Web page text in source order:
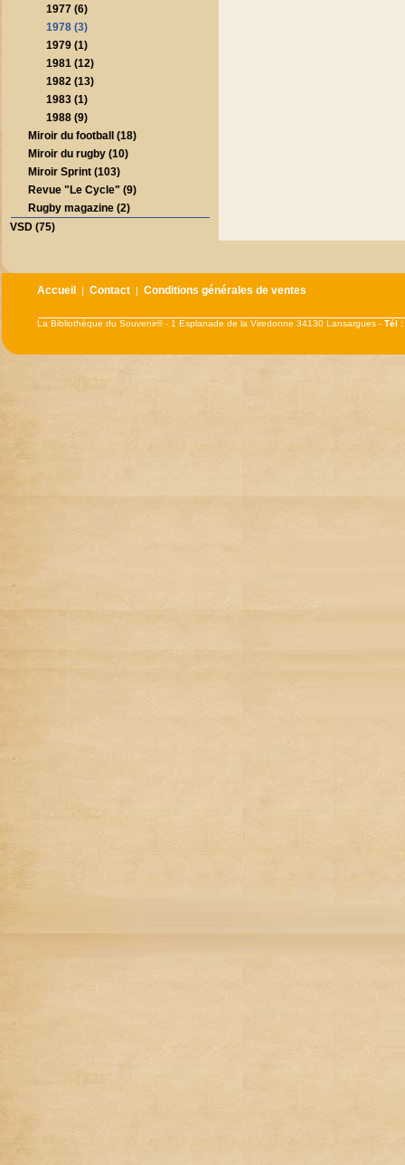
1977 (6)
1978 (3)
1979 (1)
1981 (12)
1982 (13)
1983 (1)
1988 (9)
Miroir du football (18)
Miroir du rugby (10)
Miroir Sprint (103)
Revue "Le Cycle" (9)
Rugby magazine (2)
VSD (75)
Accueil |Contact |Conditions générales de ventes
La Bibliothèque du Souvenir® - 1 Esplanade de la Viredonne 34130 Lansargues -Tél